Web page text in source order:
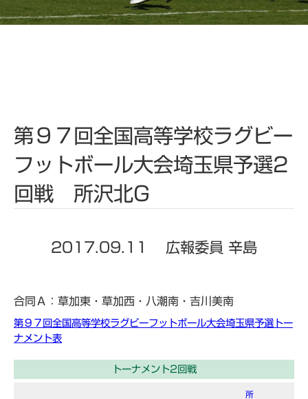
第９７回全国高等学校ラグビー
フットボール大会埼玉県予選2
回戦 所沢北G
2017.09.11 広報委員 辛島
合同Ａ：草加東・草加西・八潮南・吉川美南
第９７回全国高等学校ラグビーフットボール大会埼玉県予選トー
ナメント表
トーナメント2回戦
所